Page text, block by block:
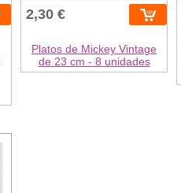
2,30 €
Platos de Mickey Vintage
de 23 cm - 8 unidades